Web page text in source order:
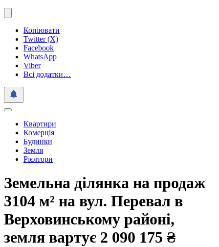
Копіювати
Twitter (X)
Facebook
WhatsApp
Viber
Всі додатки…
Квартири
Комерція
Будинки
Земля
Рієлтори
Земельна ділянка на продаж
3104 м² на вул. Перевал в
Верховинському районі,
земля вартує 2 090 175 ₴